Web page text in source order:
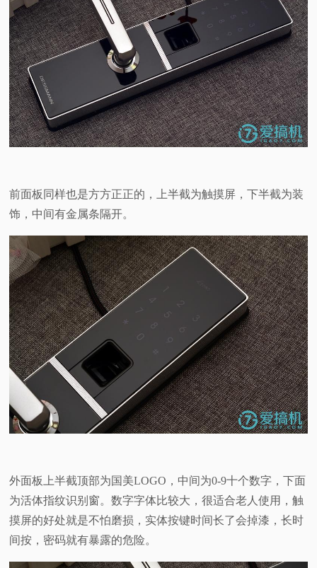
前面板同样也是方方正正的，上半截为触摸屏，下半截为装
饰，中间有金属条隔开。
外面板上半截顶部为国美LOGO，中间为0-9十个数字，下面
为活体指纹识别窗。数字字体比较大，很适合老人使用，触
摸屏的好处就是不怕磨损，实体按键时间长了会掉漆，长时
间按，密码就有暴露的危险。